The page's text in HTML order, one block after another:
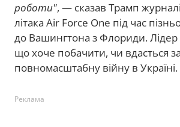
роботи", — сказав Трамп
літака Air Force One під час
до Вашингтона з Флориди.
що хоче побачити, чи вдасться
повномасштабну війну в Україні.
Реклама